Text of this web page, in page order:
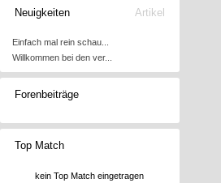
Neuigkeiten Artikel
Einfach mal rein schau...
Willkommen bei den ver...
Forenbeiträge
Top Match
kein Top Match eingetragen